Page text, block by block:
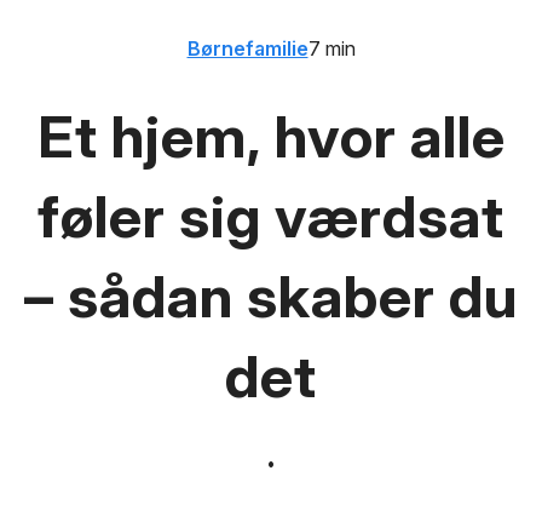
Et hjem, hvor alle
føler sig værdsat
– sådan skaber du
det
Børnefamilie7 min